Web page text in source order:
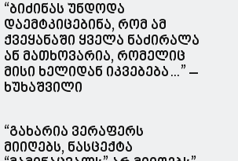
“ბიძინას უნდოდა
დაემტკიცებინა, რომ ამ
ქვეყანაში ყველა ნაძირალა
ან მათხოვარია, რომელიც
მისი ხელიდან იკვებება…” –
ხუხაშვილი
“გახარია ვერაფერს
მიიღებს, ნასცექტა